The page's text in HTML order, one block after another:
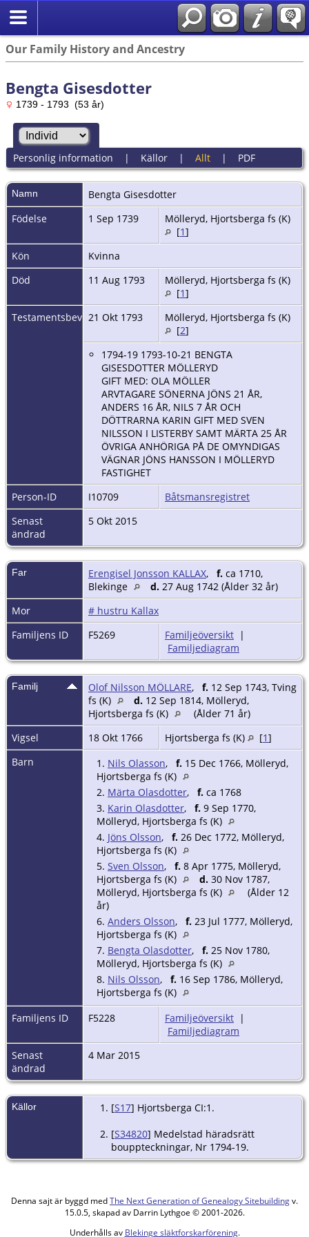
Our Family History and Ancestry
Bengta Gisesdotter
1739 - 1793 (53 år)
Personlig information | Källor| Allt| PDF
Namn Bengta Gisesdotter
Födelse
1 Sep 1739
Mölleryd, Hjortsberga fs (K)
[1]
Kön
Kvinna
Död
11 Aug 1793
Mölleryd, Hjortsberga fs (K)
[1]
Testamentsbevakning21 Okt 1793
Mölleryd, Hjortsberga fs (K)
[2]
1794-19 1793-10-21 BENGTA
GISESDOTTER MÖLLERYD
GIFT MED: OLA MÖLLER
ARVTAGARE SÖNERNA JÖNS 21 ÅR,
ANDERS 16 ÅR, NILS 7 ÅR OCH
DÖTTRARNA KARIN GIFT MED SVEN
NILSSON I LISTERBY SAMT MÄRTA 25 ÅR
ÖVRIGA ANHÖRIGA PÅ DE OMYNDIGAS
VÄGNAR JÖNS HANSSON I MÖLLERYD
FASTIGHET
Person-ID
I10709
Båtsmansregistret
Senast
ändrad
5 Okt 2015
Far Erengisel Jonsson KALLAX, f. ca 1710,
Blekinge
d. 27 Aug 1742 (Ålder 32 år)
Mor
# hustru Kallax
Familjens ID
F5269 Familjeöversikt |
Familjediagram
Familj Olof Nilsson MÖLLARE, f. 12 Sep 1743, Tving
fs (K)
d. 12 Sep 1814, Mölleryd,
Hjortsberga fs (K)
(Ålder 71 år)
Vigsel
18 Okt 1766 Hjortsberga fs (K) [1]
Barn
1. Nils Olasson, f. 15 Dec 1766, Mölleryd,
Hjortsberga fs (K)
2. Märta Olasdotter, f. ca 1768
3. Karin Olasdotter, f. 9 Sep 1770,
Mölleryd, Hjortsberga fs (K)
4. Jöns Olsson, f. 26 Dec 1772, Mölleryd,
Hjortsberga fs (K)
5. Sven Olsson, f. 8 Apr 1775, Mölleryd,
Hjortsberga fs (K)
d. 30 Nov 1787,
Mölleryd, Hjortsberga fs (K)
(Ålder 12
år)
6. Anders Olsson, f. 23 Jul 1777, Mölleryd,
Hjortsberga fs (K)
7. Bengta Olasdotter, f. 25 Nov 1780,
Mölleryd, Hjortsberga fs (K)
8. Nils Olsson, f. 16 Sep 1786, Mölleryd,
Hjortsberga fs (K)
Familjens ID
F5228 Familjeöversikt |
Familjediagram
Senast
ändrad
4 Mar 2015
Källor [S17] Hjortsberga CI:1.
[S34820] Medelstad häradsrätt
bouppteckningar, Nr 1794-19.
Denna sajt är byggd medThe Next Generation of Genealogy Sitebuildingv.
15.0.5, skapad av Darrin Lythgoe © 2001-2026.
Underhålls av Blekinge släktforskarförening.